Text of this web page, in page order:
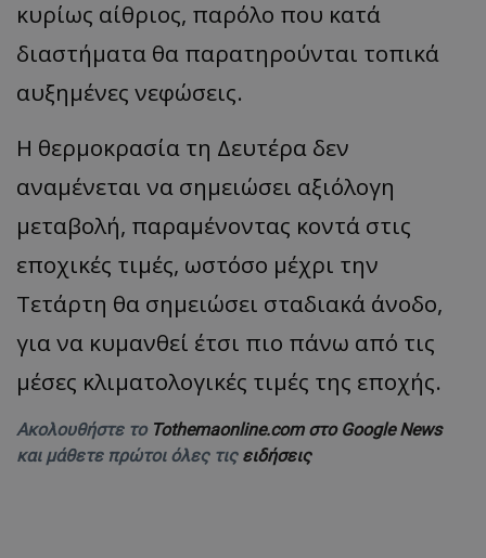
κυρίως αίθριος, παρόλο που κατά
διαστήματα θα παρατηρούνται τοπικά
αυξημένες νεφώσεις.
Η θερμοκρασία τη Δευτέρα δεν
αναμένεται να σημειώσει αξιόλογη
μεταβολή, παραμένοντας κοντά στις
εποχικές τιμές, ωστόσο μέχρι την
Τετάρτη θα σημειώσει σταδιακά άνοδο,
για να κυμανθεί έτσι πιο πάνω από τις
μέσες κλιματολογικές τιμές της εποχής.
Ακολουθήστε το Tothemaonline.com στο Google News
και μάθετε πρώτοι όλες τις ειδήσεις